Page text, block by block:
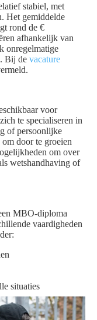
stabiel, met
Het gemiddelde
rond de €
afhankelijk van
onregelmatige
Bij de vacature
voor
te specialiseren in
of persoonlijke
door te groeien
om over
wetshandhaving of
MBO-diploma
vaardigheden
situaties